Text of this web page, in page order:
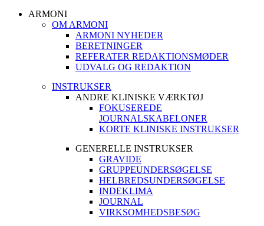
ARMONI
OM ARMONI
ARMONI NYHEDER
BERETNINGER
REFERATER REDAKTIONSMØDER
UDVALG OG REDAKTION
INSTRUKSER
ANDRE KLINISKE VÆRKTØJ
FOKUSEREDE
JOURNALSKABELONER
KORTE KLINISKE INSTRUKSER
GENERELLE INSTRUKSER
GRAVIDE
GRUPPEUNDERSØGELSE
HELBREDSUNDERSØGELSE
INDEKLIMA
JOURNAL
VIRKSOMHEDSBESØG